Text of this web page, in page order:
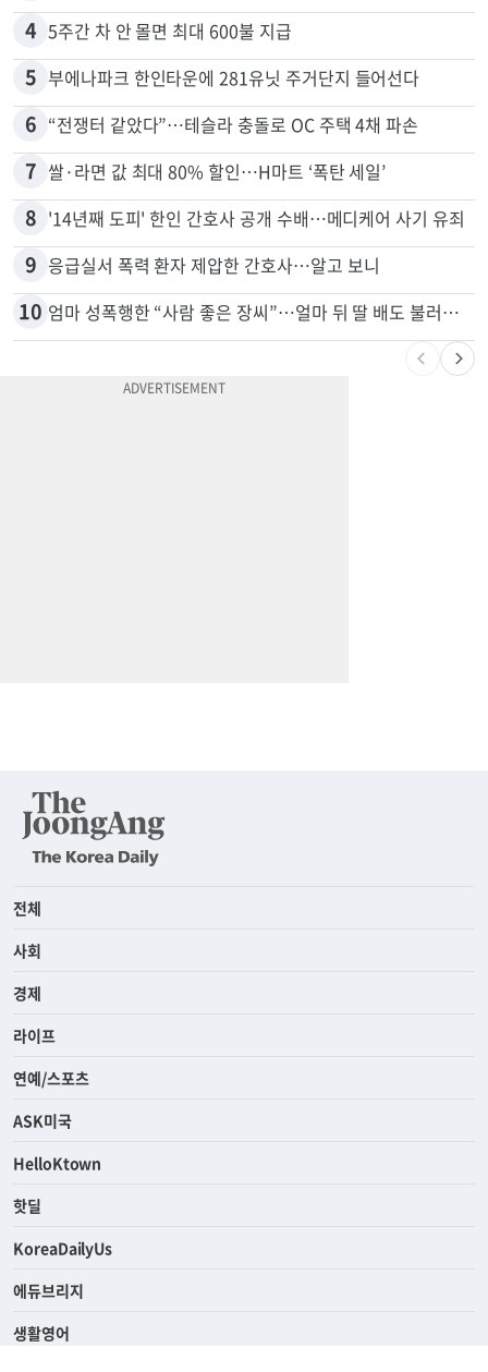
4 5주간 차 안 몰면 최대 600불 지급
5 부에나파크 한인타운에 281유닛 주거단지 들어선다
6 “전쟁터 같았다”…테슬라 충돌로 OC 주택 4채 파손
7 쌀·라면 값 최대 80% 할인…H마트 ‘폭탄 세일’
8 '14년째 도피' 한인 간호사 공개 수배…메디케어 사기 유죄
9 응급실서 폭력 환자 제압한 간호사…알고 보니
10 엄마 성폭행한 “사람 좋은 장씨”…얼마 뒤 딸 배도 불러왔다
전체
사회
경제
라이프
연예/스포츠
ASK미국
HelloKtown
핫딜
KoreaDailyUs
에듀브리지
생활영어